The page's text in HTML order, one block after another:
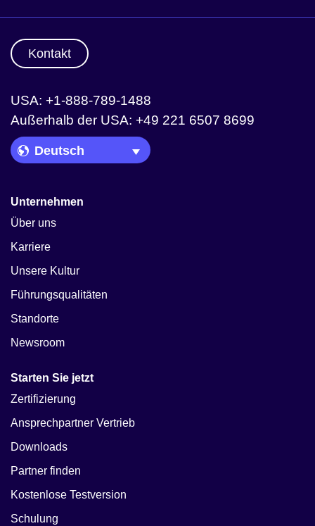
Kontakt
USA: +1-888-789-1488
Außerhalb der USA: +49 221 6507 8699
Language Picker
Unternehmen
Über uns
Karriere
Unsere Kultur
Führungsqualitäten
Standorte
Newsroom
Starten Sie jetzt
Zertifizierung
Ansprechpartner Vertrieb
Downloads
Partner finden
Kostenlose Testversion
Schulung